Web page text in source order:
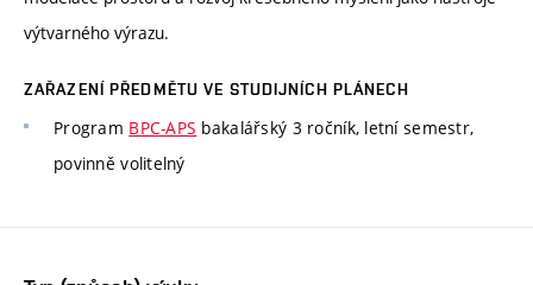
výtvarného výrazu.
ZAŘAZENÍ PŘEDMĚTU VE STUDIJNÍCH PLÁNECH
Program BPC-APS bakalářský 3 ročník, letní semestr,
povinně volitelný